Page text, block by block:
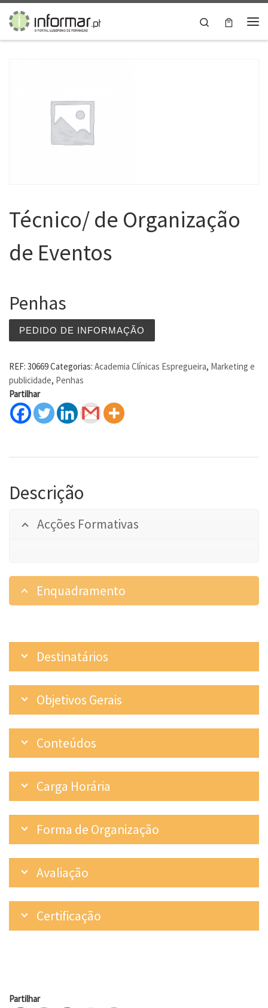
Skip to content
Search
Técnico/ de Organização
de Eventos
Penhas
PEDIDO DE INFORMAÇÃO
REF: 30669Categorias: Academia Clínicas Espregueira, Marketing e
publicidade, Penhas
Partilhar
Descrição
Acções Formativas
Enquadramento
Destinatários
Objetivos Gerais
Conteúdos
Carga Horária
Forma de Organização
Avaliação
Certificação
Partilhar